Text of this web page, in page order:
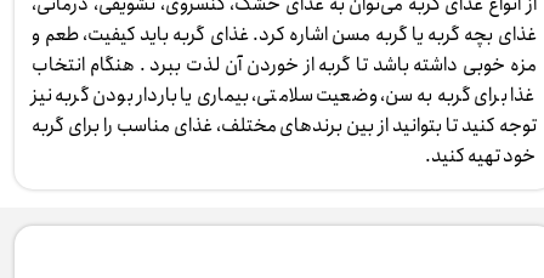
غذای بچه گربه یا گربه مسن اشاره کرد. غذای گربه باید کیفیت، طعم و
مزه خوبی داشته باشد تا گربه از خوردن آن لذت ببرد . هنگام انتخاب
غذا برای گربه به سن، وضعیت سلامتی، بیماری یا باردار بودن گربه نیز
توجه کنید تا بتوانید از بین برندهای مختلف، غذای مناسب را برای گربه
خود تهیه کنید. ​​​​​​​